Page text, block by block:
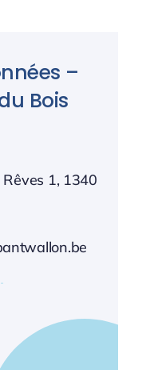
–
Bois
Rêves 1, 1340